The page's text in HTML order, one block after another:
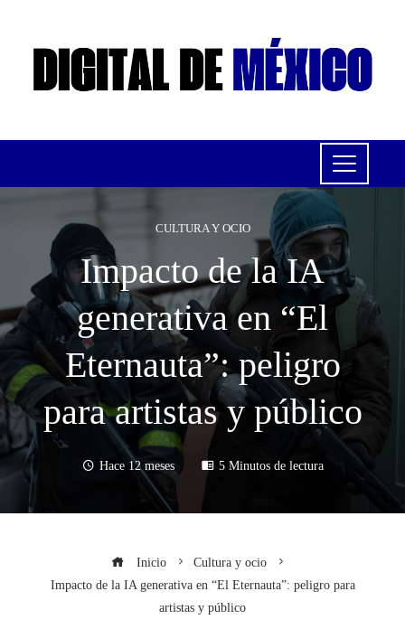
CULTURA Y OCIO
Impacto de la IA
generativa en “El
Eternauta”: peligro
para artistas y público
Hace 12 meses 5 Minutos de lectura
Inicio
Cultura y ocio
Impacto de la IA generativa en “El Eternauta”: peligro para
artistas y público